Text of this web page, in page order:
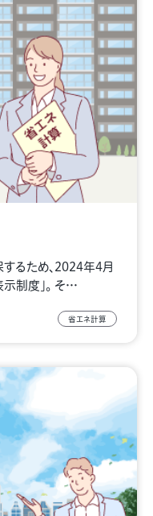
るため、2024年4月
制度」。 そ…
省エネ計算